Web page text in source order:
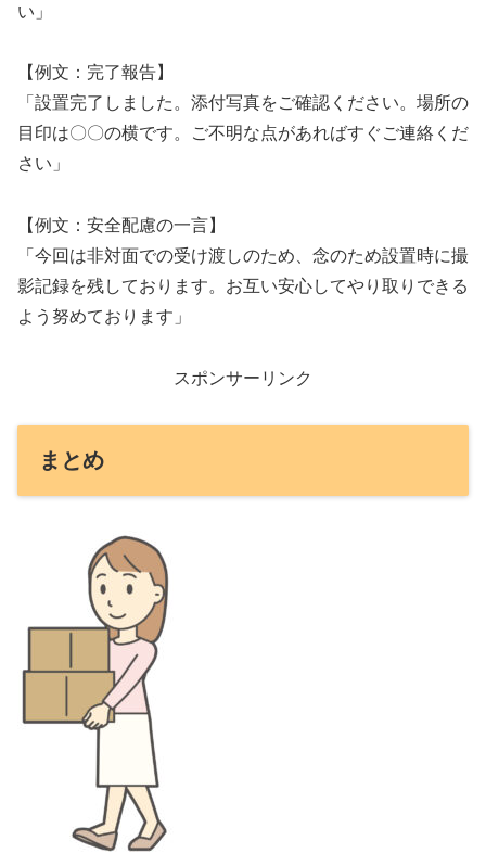
い」
【例文：完了報告】
「設置完了しました。添付写真をご確認ください。場所の
目印は〇〇の横です。ご不明な点があればすぐご連絡くだ
さい」
【例文：安全配慮の一言】
「今回は非対面での受け渡しのため、念のため設置時に撮
影記録を残しております。お互い安心してやり取りできる
よう努めております」
スポンサーリンク
まとめ